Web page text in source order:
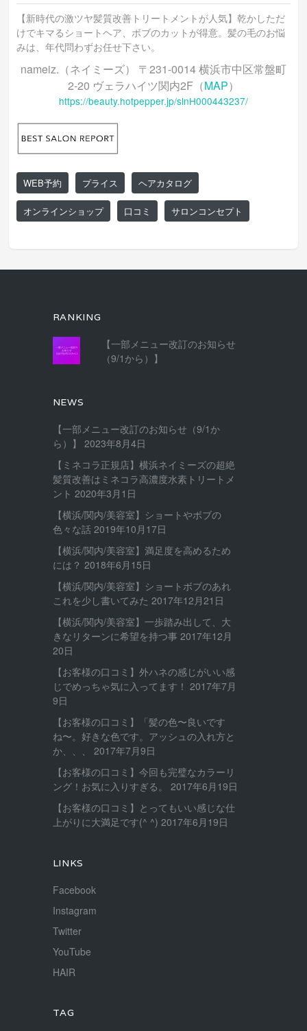
【新時代の激ツヤ髪質改善トリートメントが人気】乾かしただ
けでキマるショートヘア、ボブのカットが得意。髪の毛のお悩
みは、年代問わずお任せ下さい。
nameiz.（ネイミーズ） 〒231-0014 横浜市中区常盤町
2-20 ヴェラハイツ関内2F（MAP）
https://beauty.hotpepper.jp/slnH000443237/
WEB予約 プライス ヘアカタログ
オンラインショップ 口コミ サロンコンセプト
RANKING
【一部メニュー改訂のお知らせ
（9/1から）】
NEWS
【一部メニュー改訂のお知らせ（9/1か
ら）】
2023年8月4日
【ミネコラ正規店】横浜ネイミーズの超絶
髪質改善はミネコラ高濃度水素トリートメ
ント 2020年3月1日
【横浜/関内/美容室】ショートやボブの
色々な話 2019年10月17日
【横浜/関内/美容室】満足度を高めるため
には？ 2018年6月15日
【横浜/関内/美容室】ショートボブのあれ
これを少し書いてみた 2017年12月21日
【横浜/関内/美容室】一歩踏み出して、大
きなリターンに希望を持つ事 2017年12月
20日
【お客様の口コミ】外ハネの感じがいい感
じでめっちゃ気に入ってます！ 2017年7月
9日
【お客様の口コミ】「髪の色〜良いです
ね〜。好きな色です。アッシュの入れ方と
か、、、
2017年7月9日
【お客様の口コミ】今回も完璧なカラーリ
ング！お気に入りすぎる。
2017年6月19日
【お客様の口コミ】とってもいい感じな仕
上がりに大満足です(^ ^) 2017年6月19日
LINKS
Facebook
Instagram
Twitter
YouTube
HAIR
TAG